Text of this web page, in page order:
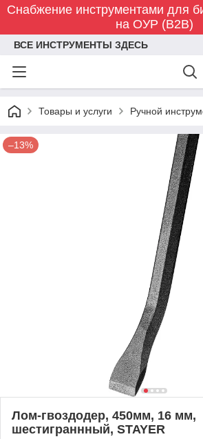
Снабжение инструментами для
на ОУР (B2B)
ВСЕ ИНСТРУМЕНТЫ ЗДЕСЬ
Товары и услуги Ручной
–13%
Лом-гвоздодер, 450мм, 16 мм,
шестиграннный, STAYER